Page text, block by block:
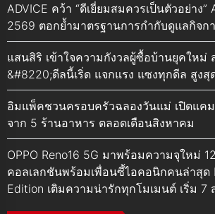
ADVICE คว้า “ดีเยี่ยมสมควรเป็นตัวอย่าง”
2569 ตอกย้ำมาตรฐานการกำกับดูแลกิจก
แสนสิริ เข้าใจความกังวลผู้ซื้อบ้านยุคใหม่
&#8220;ดีลนี้เริ่ด แจกแรง แซงทุกดีล สูงสุ
อิมแพ็คชวนครอบครัวฉลองวันแม่ เปิดแค
จาก 5 ร้านอาหาร ตลอดเดือนสิงหาคม
OPPO Reno16 5G มาพร้อมความจุใหม่
คอลเลกชันพร้อมเพื่อนซี้ไอคอนิกคนล่าสุด
Edition เติมความน่ารักทุกโมเมนต์ เริ่ม 7